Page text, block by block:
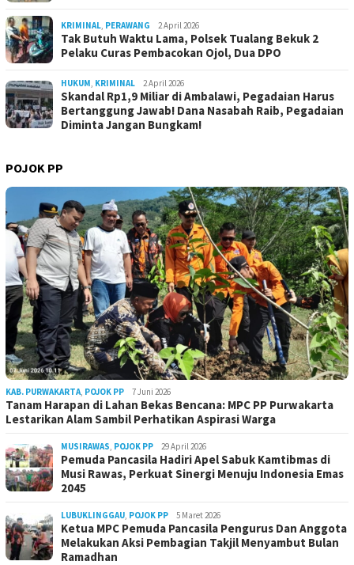
KRIMINAL, PERAWANG 2 April 2026
Tak Butuh Waktu Lama, Polsek Tualang Bekuk 2
Pelaku Curas Pembacokan Ojol, Dua DPO
HUKUM, KRIMINAL 2 April 2026
Skandal Rp1,9 Miliar di Ambalawi, Pegadaian Harus
Bertanggung Jawab! Dana Nasabah Raib, Pegadaian
Diminta Jangan Bungkam!
POJOK PP
KAB. PURWAKARTA, POJOK PP 7 Juni 2026
Tanam Harapan di Lahan Bekas Bencana: MPC PP Purwakarta
Lestarikan Alam Sambil Perhatikan Aspirasi Warga
MUSIRAWAS, POJOK PP 29 April 2026
Pemuda Pancasila Hadiri Apel Sabuk Kamtibmas di
Musi Rawas, Perkuat Sinergi Menuju Indonesia Emas
2045
LUBUKLINGGAU, POJOK PP 5 Maret 2026
Ketua MPC Pemuda Pancasila Pengurus Dan Anggota
Melakukan Aksi Pembagian Takjil Menyambut Bulan
Ramadhan